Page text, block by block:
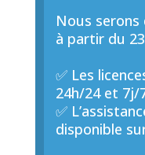
Nous serons
à partir du
✅ Les
24h/24 et 7j/
✅
disponible